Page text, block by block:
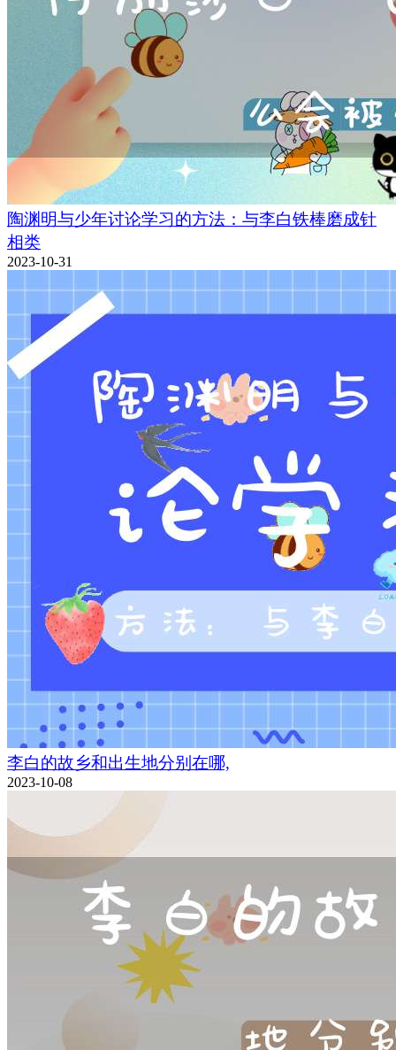
陶渊明与少年讨论学习的方法：与李白铁棒磨成针
相类
2023-10-31
李白的故乡和出生地分别在哪,
2023-10-08